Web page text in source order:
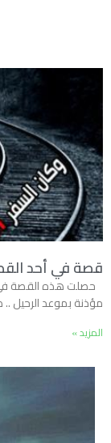
قصة في أحد
حصلت هذه القصة
مؤذنة بموعد الرحيل ..
المزيد »